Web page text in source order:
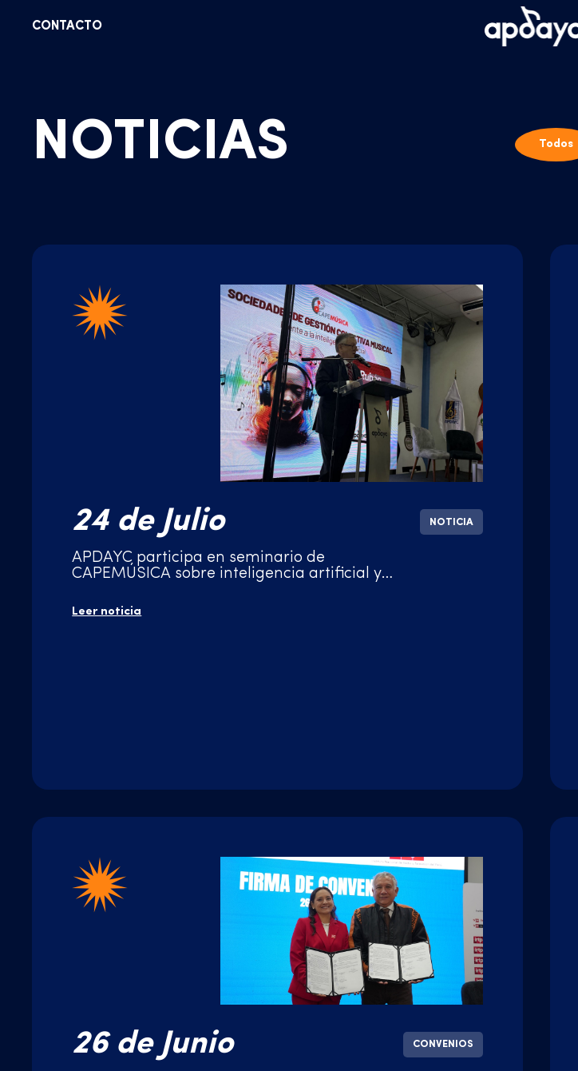
CONTACTO
NOTICIAS Todos
24 de Julio NOTICIA
APDAYC participa en seminario de
CAPEMÚSICA sobre inteligencia artificial y
Leer noticia
26 de Junio CONVENIOS